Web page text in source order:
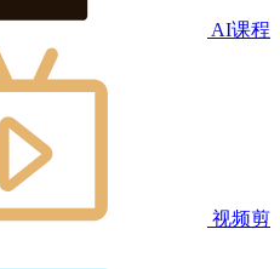
AI课程
视频剪